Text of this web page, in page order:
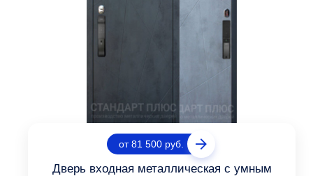
от 81 500 руб.
Дверь входная металлическая с умным